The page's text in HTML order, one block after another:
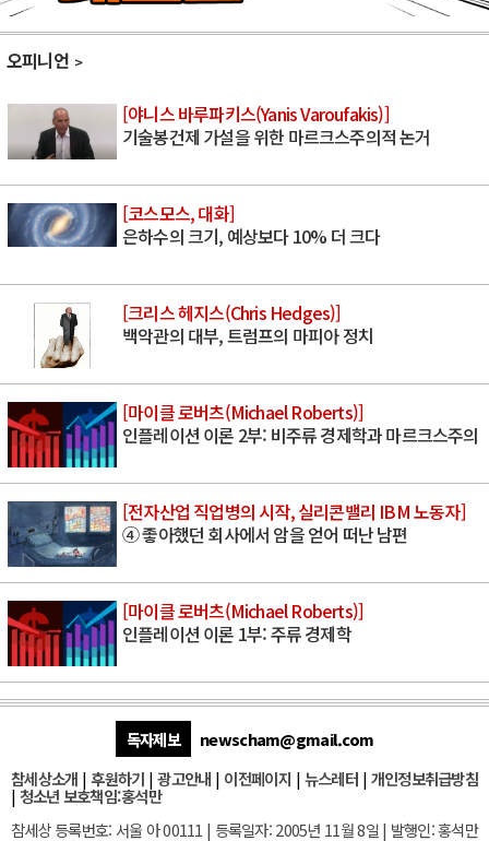
오피니언
[야니스 바루파키스(Yanis Varoufakis)]
기술봉건제 가설을 위한 마르크스주의적 논거
[코스모스, 대화]
은하수의 크기, 예상보다 10% 더 크다
[크리스 헤지스(Chris Hedges)]
백악관의 대부, 트럼프의 마피아 정치
[마이클 로버츠(Michael Roberts)]
인플레이션 이론 2부: 비주류 경제학과 마르크스주의
[전자산업 직업병의 시작, 실리콘밸리 IBM 노동자]
④ 좋아했던 회사에서 암을 얻어 떠난 남편
[마이클 로버츠(Michael Roberts)]
인플레이션 이론 1부: 주류 경제학
독자제보
newscham@gmail.com
참세상소개 | 후원하기 |광고안내 | 이전페이지 | 뉴스레터| 개인정보취급방침
| 청소년 보호책임:홍석만
참세상 등록번호: 서울 아 00111 | 등록일자: 2005년 11월 8일 | 발행인: 홍석만